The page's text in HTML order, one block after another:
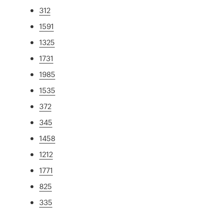
312
1591
1325
1731
1985
1535
372
345
1458
1212
1771
825
335